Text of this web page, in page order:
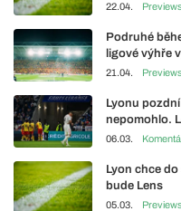
22.04. Previews
Podruhé
ligové výhře
21.04. Previews
Lyonu
nepomohlo.
06.03.
Lyon chce
bude Lens
05.03. Previews